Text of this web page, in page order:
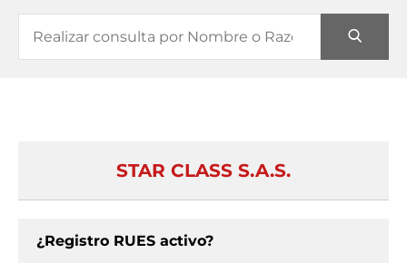
STAR CLASS S.A.S.
¿Registro RUES activo?